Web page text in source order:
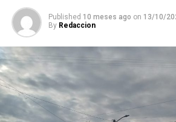
Published 10 meses ago on 13/10/
By Redaccion